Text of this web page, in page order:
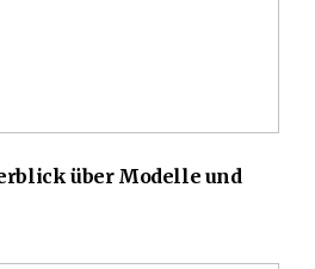
über Modelle und